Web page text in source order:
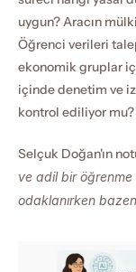
uygun? Aracın
Öğrenci verileri
ekonomik gruplar
içinde denetim ve
kontrol ediliyor mu?
Selçuk Doğan'ın
ve adil bir öğrenme
odaklanırken